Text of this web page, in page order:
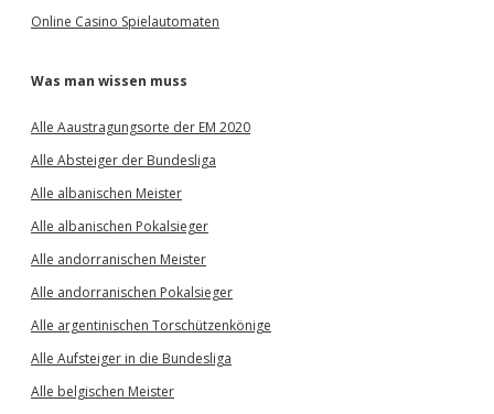
Online Casino Spielautomaten
Was man wissen muss
Alle Aaustragungsorte der EM 2020
Alle Absteiger der Bundesliga
Alle albanischen Meister
Alle albanischen Pokalsieger
Alle andorranischen Meister
Alle andorranischen Pokalsieger
Alle argentinischen Torschützenkönige
Alle Aufsteiger in die Bundesliga
Alle belgischen Meister